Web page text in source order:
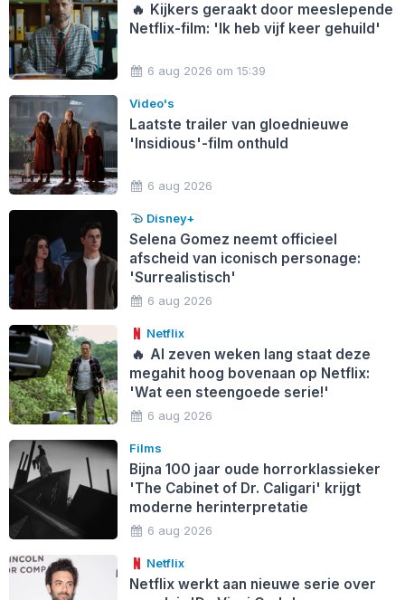
🔥 Kijkers geraakt door meeslepende
Netflix-film: 'Ik heb vijf keer gehuild'
6 aug 2026 om 15:39
Video's
Laatste trailer van gloednieuwe
'Insidious'-film onthuld
6 aug 2026
Disney+
Selena Gomez neemt officieel
afscheid van iconisch personage:
'Surrealistisch'
6 aug 2026
Netflix
🔥 Al zeven weken lang staat deze
megahit hoog bovenaan op Netflix:
'Wat een steengoede serie!'
6 aug 2026
Films
Bijna 100 jaar oude horrorklassieker
'The Cabinet of Dr. Caligari' krijgt
moderne herinterpretatie
6 aug 2026
Netflix
Netflix werkt aan nieuwe serie over